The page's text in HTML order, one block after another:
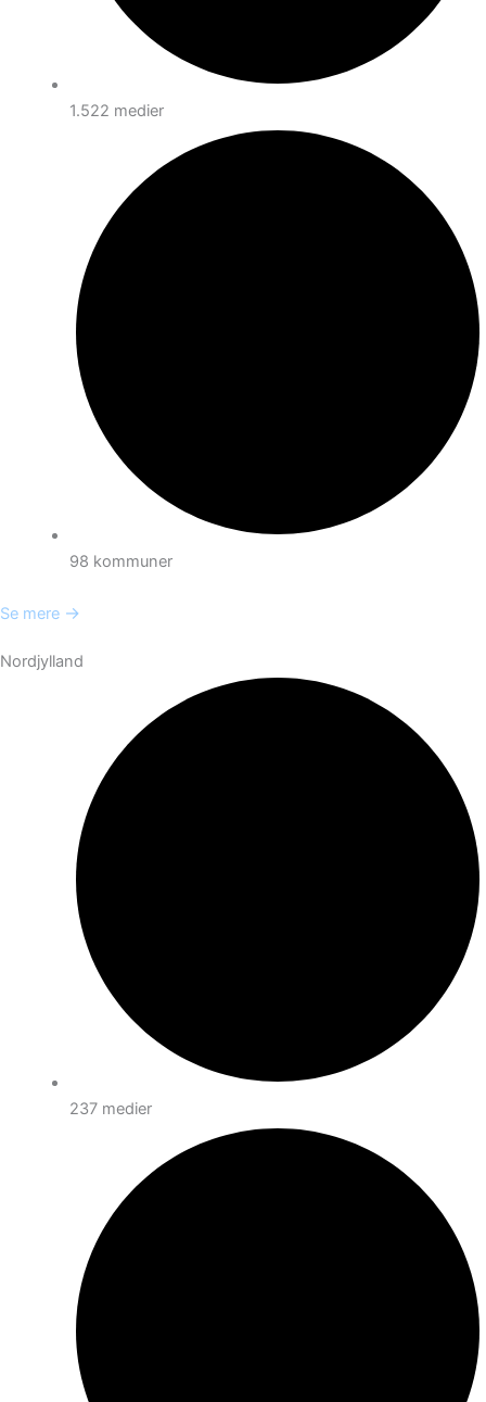
1.522 medier
98 kommuner
Se mere →
Nordjylland
237 medier